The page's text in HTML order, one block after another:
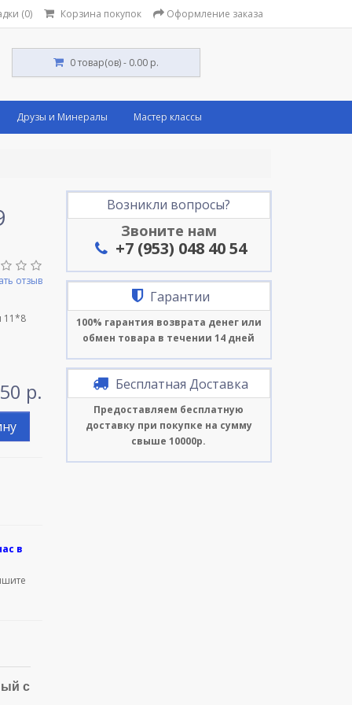
(0) Корзина покупок Оформление заказа
0 товар(ов) - 0.00 р.
Друзы и Минералы Мастер классы
отзыв
11*8
р.
в
с
Возникли вопросы?
Звоните нам
+7 (953) 048 40 54
Гарантии
100% гарантия возврата денег или
обмен товара в течении 14 дней
Бесплатная Доставка
Предоставляем бесплатную
доставку при покупке на сумму
свыше 10000р.